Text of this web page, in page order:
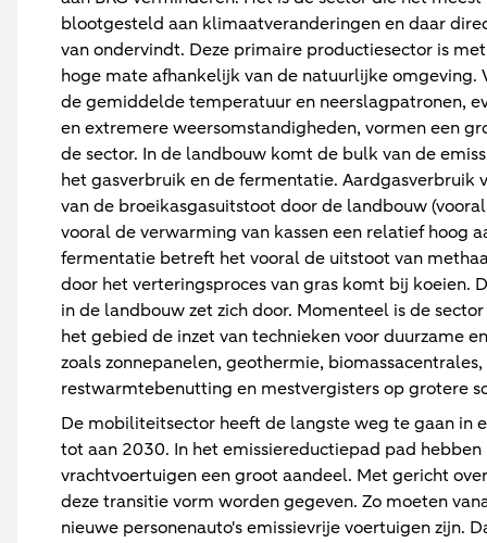
blootgesteld aan klimaatveranderingen en daar
van ondervindt. Deze primaire productiesector is
hoge mate afhankelijk van de natuurlijke omgeving.
de gemiddelde temperatuur en neerslagpatronen,
en extremere weersomstandigheden, vormen een
de sector. In de landbouw komt de bulk van de
het gasverbruik en de fermentatie. Aardgasverbruik
van de broeikasgasuitstoot door de landbouw
vooral de verwarming van kassen een relatief hoog
fermentatie betreft het vooral de uitstoot van
door het verteringsproces van gras komt bij koeien.
in de landbouw zet zich door. Momenteel is de
het gebied de inzet van technieken voor duurzame
zoals zonnepanelen, geothermie,
restwarmtebenutting en mestvergisters op grotere
De mobiliteitsector heeft de langste weg te gaan in
tot aan 2030. In het emissiereductiepad pad hebben
vrachtvoertuigen een groot aandeel. Met gericht
deze transitie vorm worden gegeven. Zo moeten
nieuwe personenauto's emissievrije voertuigen zijn.